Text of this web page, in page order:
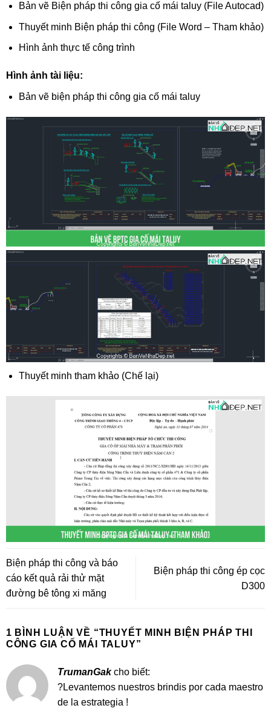
Bản vẽ Biện pháp thi công gia cố mái taluy (File Autocad)
Thuyết minh Biện pháp thi công (File Word – Tham khảo)
Hình ảnh thực tế công trình
Hình ảnh tài liệu:
Bản vẽ biện pháp thi công gia cố mái taluy
Thuyết minh tham khảo (Chế lại)
Biện pháp thi công và báo
cáo kết quả rải thử mặt
đường bê tông xi măng
Biện pháp thi công ép cọc
D300
1 BÌNH LUẬN VỀ “THUYẾT MINH BIỆN PHÁP THI
CÔNG GIA CỐ MÁI TALUY”
TrumanGak cho biết:
?Levantemos nuestros brindis por cada maestro
de la estrategia !